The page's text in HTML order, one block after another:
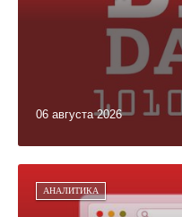
06 августа 2026
АНАЛИТИКА